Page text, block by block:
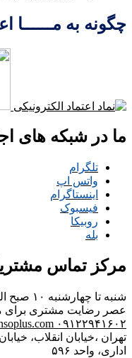
چگونه به مــــــا
ما در شبکه های
تلگرام
واتس اپ
اینستاگرام
فیسبوک
روبیکا
بله
مرکز تماس
عصر رضایت مشتری برای
۰۹۱۲۲۹۴۱۶۰۲
تهران ،خیابان انقلاب،
اداری، واحد ۵۹۶